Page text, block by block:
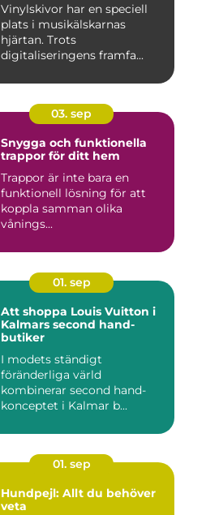
Vinylskivor har en speciell
plats i musikälskarnas
hjärtan. Trots
digitaliseringens framfa...
03. sep
Snygga och funktionella
trappor för ditt hem
Trappor är inte bara en
funktionell lösning för att
koppla samman olika
vånings...
01. sep
Att shoppa Louis Vuitton i
Kalmars second hand-
butiker
I modets ständigt
föränderliga värld
kombinerar second hand-
konceptet i Kalmar b...
01. sep
Hundpejl: Allt du behöver
veta